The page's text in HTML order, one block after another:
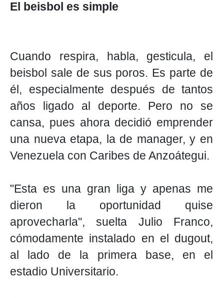
El beisbol es simple
Cuando respira, habla, gesticula, el
beisbol sale de sus poros. Es parte de
él, especialmente después de tantos
años ligado al deporte. Pero no se
cansa, pues ahora decidió emprender
una nueva etapa, la de manager, y en
Venezuela con Caribes de Anzoátegui.
"Esta es una gran liga y apenas me
dieron la oportunidad quise
aprovecharla", suelta Julio Franco,
cómodamente instalado en el dugout,
al lado de la primera base, en el
estadio Universitario.